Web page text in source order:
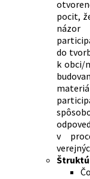
pocit,
názor
do
k obci/
v